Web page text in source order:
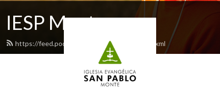
IESP Monte
https://feed.podbean.com/danieltrapala/feed.xml